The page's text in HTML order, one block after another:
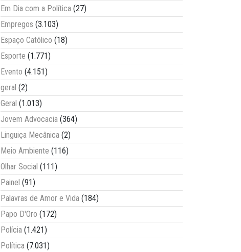
Em Dia com a Política (27)
Empregos (3.103)
Espaço Católico (18)
Esporte (1.771)
Evento (4.151)
geral (2)
Geral (1.013)
Jovem Advocacia (364)
Linguiça Mecânica (2)
Meio Ambiente (116)
Olhar Social (111)
Painel (91)
Palavras de Amor e Vida (184)
Papo D'Oro (172)
Polícia (1.421)
Política (7.031)